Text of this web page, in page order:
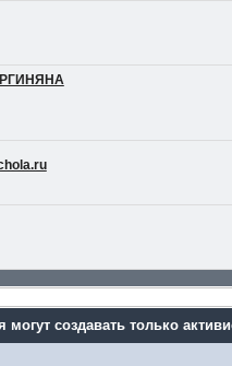
создавать только